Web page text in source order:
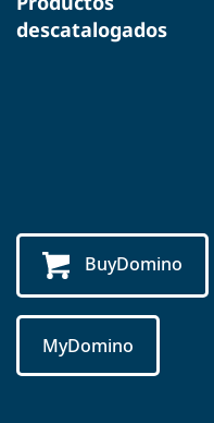
descatalogados
BuyDomino
MyDomino